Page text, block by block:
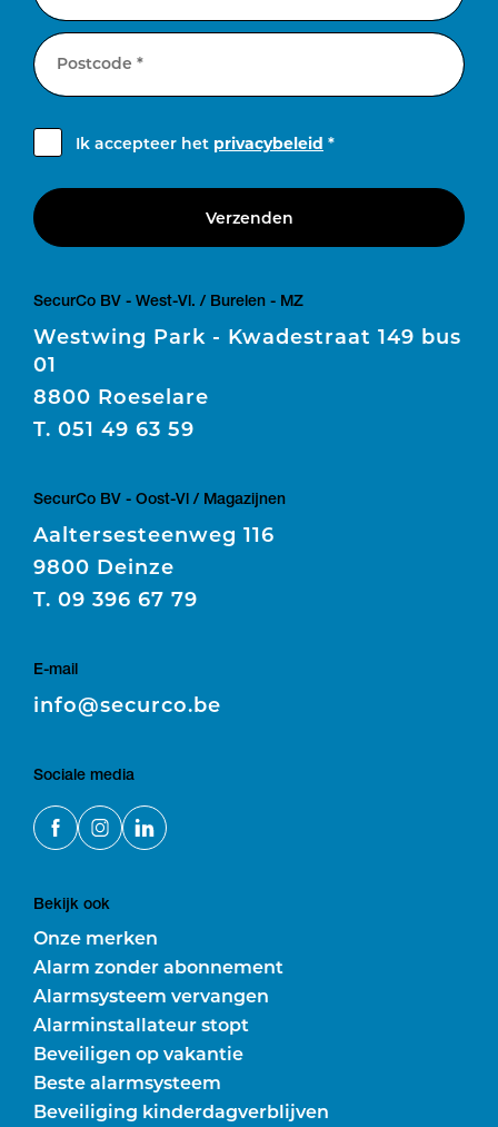
Postcode *
Ik accepteer het privacybeleid *
Verzenden
SecurCo BV - West-Vl. / Burelen - MZ
Westwing Park - Kwadestraat 149 bus
01
8800 Roeselare
T. 051 49 63 59
SecurCo BV - Oost-Vl / Magazijnen
Aaltersesteenweg 116
9800 Deinze
T. 09 396 67 79
E-mail
E
info@securco.be
Sociale media
Bekijk ook
Onze merken
Alarm zonder abonnement
Alarmsysteem vervangen
Alarminstallateur stopt
Beveiligen op vakantie
Beste alarmsysteem
Beveiliging kinderdagverblijven